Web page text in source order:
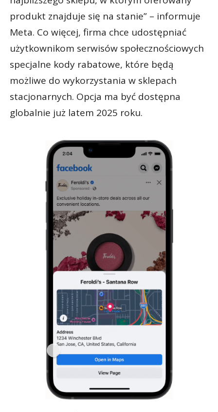
produkt znajduje się na stanie” – informuje
Meta. Co więcej, firma chce udostępniać
użytkownikom serwisów społecznościowych
specjalne kody rabatowe, które będą
możliwe do wykorzystania w sklepach
stacjonarnych. Opcja ma być dostępna
globalnie już latem 2025 roku.